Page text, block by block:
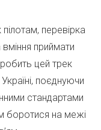
перевірка
вміння приймати
робить цей трек
поєднуючи
стандартами
боротися на межі